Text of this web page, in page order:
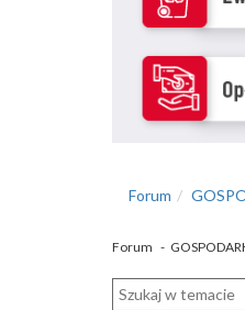
Forum
Forum -